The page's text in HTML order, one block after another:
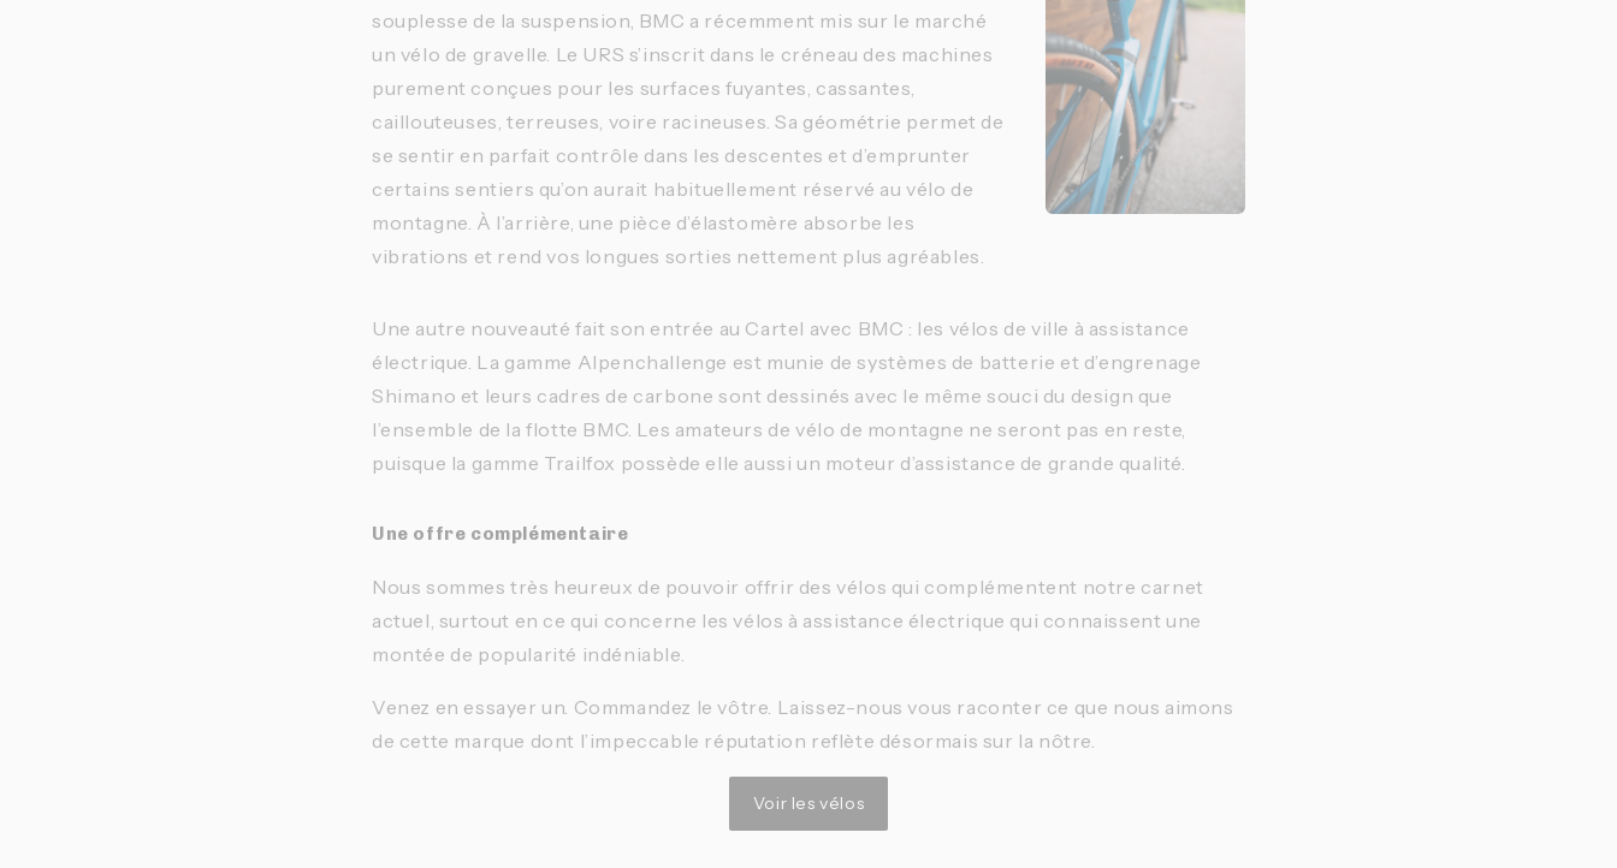
souplesse de la suspension, BMC a récemment mis sur le marché
un vélo de gravelle. Le URS s’inscrit dans le créneau des machines
purement conçues pour les surfaces fuyantes, cassantes,
caillouteuses, terreuses, voire racineuses. Sa géométrie permet de
se sentir en parfait contrôle dans les descentes et d’emprunter
certains sentiers qu’on aurait habituellement réservé au vélo de
montagne. À l’arrière, une pièce d’élastomère absorbe les
vibrations et rend vos longues sorties nettement plus agréables.
Une autre nouveauté fait son entrée au Cartel avec BMC : les vélos de ville à assistance
électrique. La gamme Alpenchallenge est munie de systèmes de batterie et d’engrenage
Shimano et leurs cadres de carbone sont dessinés avec le même souci du design que
l’ensemble de la flotte BMC. Les amateurs de vélo de montagne ne seront pas en reste,
puisque la gamme Trailfox possède elle aussi un moteur d’assistance de grande qualité.
Une offre complémentaire
Nous sommes très heureux de pouvoir offrir des vélos qui complémentent notre carnet
actuel, surtout en ce qui concerne les vélos à assistance électrique qui connaissent une
montée de popularité indéniable.
Venez en essayer un. Commandez le vôtre. Laissez-nous vous raconter ce que nous aimons
de cette marque dont l’impeccable réputation reflète désormais sur la nôtre.
Voir les vélos